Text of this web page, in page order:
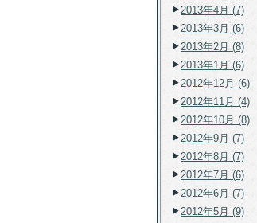
2013年4月 (7)
2013年3月 (6)
2013年2月 (8)
2013年1月 (6)
2012年12月 (6)
2012年11月 (4)
2012年10月 (8)
2012年9月 (7)
2012年8月 (7)
2012年7月 (6)
2012年6月 (7)
2012年5月 (9)